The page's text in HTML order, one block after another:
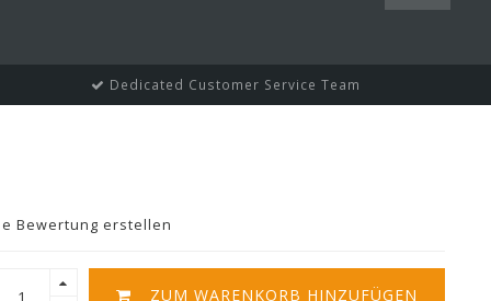
Dedicated Customer Service Team
Bewertung erstellen
ZUM WARENKORB HINZUFÜGEN